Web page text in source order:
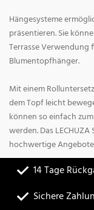
Hängesysteme
präsentieren. Sie
Terrasse Verwendung
Blumentopfhänger.
Mit einem
dem Topf leicht
können so einfach
werden. Das
hochwertige
14 Tage
Sichere